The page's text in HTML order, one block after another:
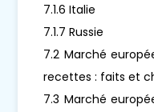
7.1.6 Italie
7.1.7 Russie
7.2 Marché
recettes : faits et
7.3 Marché